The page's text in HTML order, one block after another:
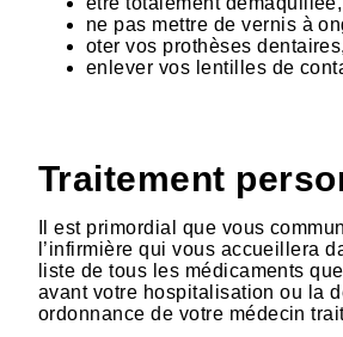
ne pas mettre de vernis à
oter vos prothèses dentaires,
enlever vos lentilles de
Traitement
Il est primordial que vous
l’infirmière qui vous accueillera
liste de tous les médicaments
avant votre hospitalisation ou la
ordonnance de votre médecin